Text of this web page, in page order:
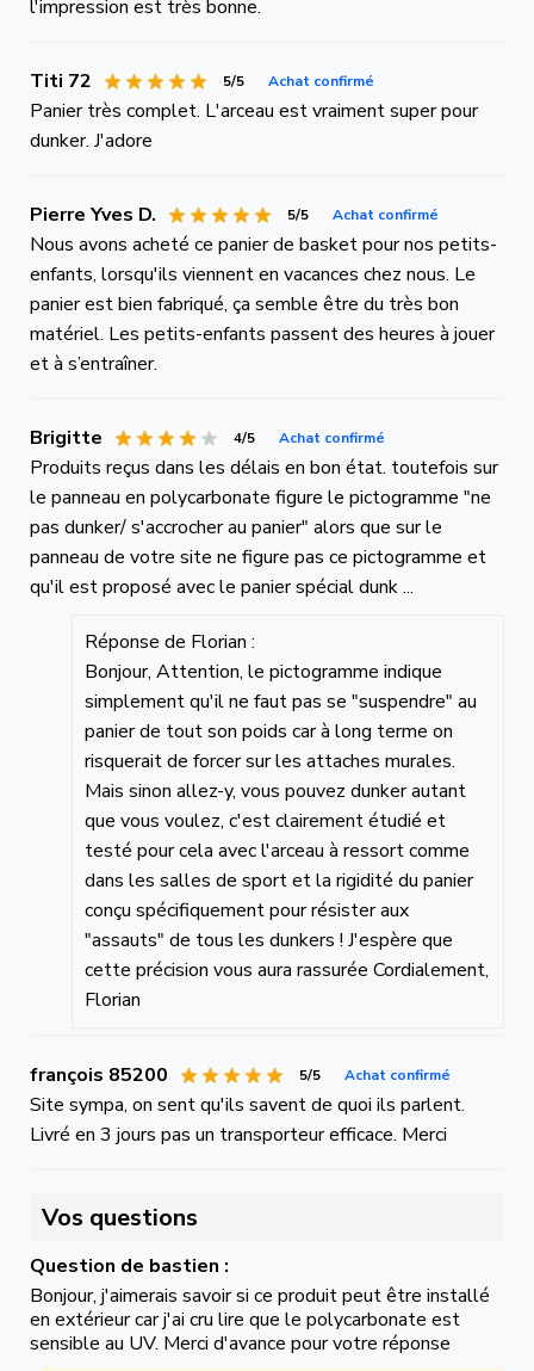
l'impression est très bonne.
Titi 72 5/5 Achat confirmé
Panier très complet. L'arceau est vraiment super pour
dunker. J'adore
Pierre Yves D. 5/5 Achat confirmé
Nous avons acheté ce panier de basket pour nos petits-
enfants, lorsqu'ils viennent en vacances chez nous. Le
panier est bien fabriqué, ça semble être du très bon
matériel. Les petits-enfants passent des heures à jouer
et à s’entraîner.
Brigitte 4/5 Achat confirmé
Produits reçus dans les délais en bon état. toutefois sur
le panneau en polycarbonate figure le pictogramme "ne
pas dunker/ s'accrocher au panier" alors que sur le
panneau de votre site ne figure pas ce pictogramme et
qu'il est proposé avec le panier spécial dunk ...
Réponse de Florian :
Bonjour, Attention, le pictogramme indique
simplement qu'il ne faut pas se "suspendre" au
panier de tout son poids car à long terme on
risquerait de forcer sur les attaches murales.
Mais sinon allez-y, vous pouvez dunker autant
que vous voulez, c'est clairement étudié et
testé pour cela avec l'arceau à ressort comme
dans les salles de sport et la rigidité du panier
conçu spécifiquement pour résister aux
"assauts" de tous les dunkers ! J'espère que
cette précision vous aura rassurée Cordialement,
Florian
françois 85200 5/5 Achat confirmé
Site sympa, on sent qu'ils savent de quoi ils parlent.
Livré en 3 jours pas un transporteur efficace. Merci
Vos questions
Question de bastien :
Bonjour, j'aimerais savoir si ce produit peut être installé
en extérieur car j'ai cru lire que le polycarbonate est
sensible au UV. Merci d'avance pour votre réponse